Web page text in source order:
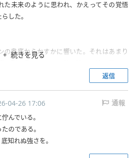
た未来のように思われ、かえってその覚悟
した。
の奥底からかすかに響いた。それはあまり
続きを見る
返信
04-26 17:06 通報
んでいる。
のである。
知れぬ強さを。